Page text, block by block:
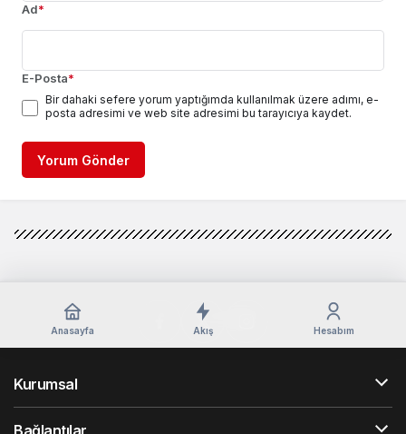
Ad*
E-Posta*
Bir dahaki sefere yorum yaptığımda kullanılmak üzere adımı, e-
posta adresimi ve web site adresimi bu tarayıcıya kaydet.
Yorum Gönder
Anasayfa Akış Hesabım
Kurumsal